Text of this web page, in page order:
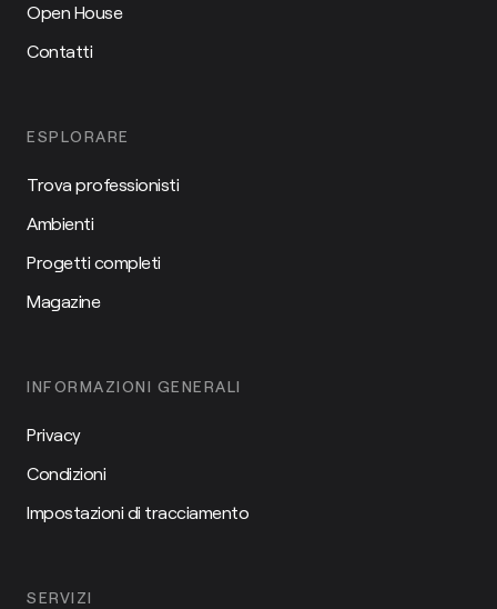
Open House
Contatti
ESPLORARE
Trova professionisti
Ambienti
Progetti completi
Magazine
INFORMAZIONI GENERALI
Privacy
Condizioni
Impostazioni di tracciamento
SERVIZI